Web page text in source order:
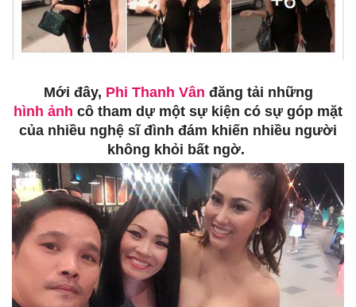
Mới đây, Phi Thanh Vân đăng tải những
hình ảnh cô tham dự một sự kiện có sự góp mặt
của nhiều nghệ sĩ đình đám khiến nhiều người
không khỏi bất ngờ.